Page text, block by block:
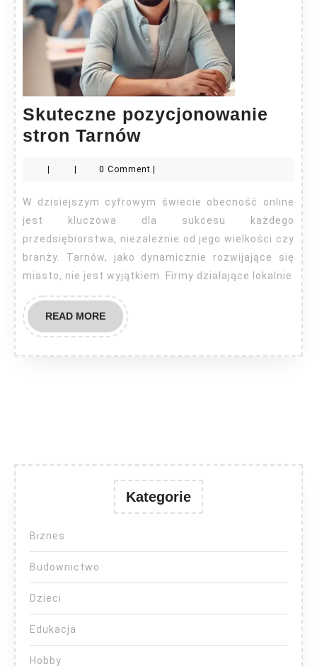
Skuteczne pozycjonowanie
stron TarnówSkuteczne
stron
Tarnów
0 Comment
W dzisiejszym cyfrowym świecie obecność online
jest kluczowa dla sukcesu każdego
przedsiębiorstwa, niezależnie od jego wielkości czy
branży. Tarnów, jako dynamicznie rozwijające się
miasto, nie jest wyjątkiem. Firmy działające lokalnie
READ MOREREAD
MORE
Kategorie
Biznes
Budownictwo
Dzieci
Edukacja
Hobby